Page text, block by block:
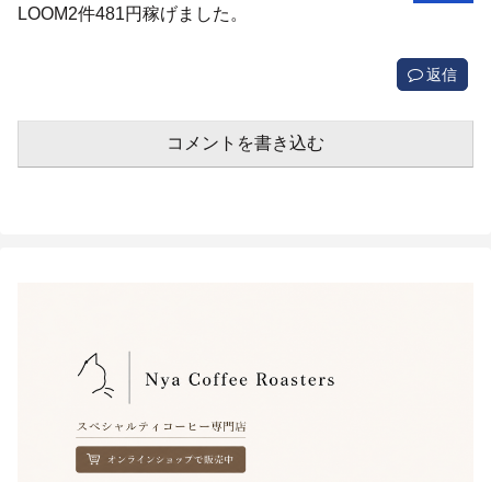
LOOM2件481円稼げました。
返信
コメントを書き込む